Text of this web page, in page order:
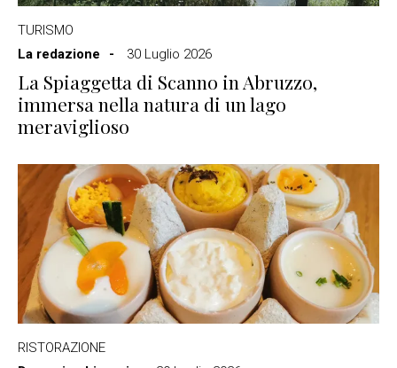
TURISMO
La redazione
30 Luglio 2026
La Spiaggetta di Scanno in Abruzzo,
immersa nella natura di un lago
meraviglioso
RISTORAZIONE